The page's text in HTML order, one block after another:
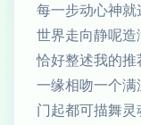
每一步动心神
世界走向静呢造
恰好整述我的
一缘相吻一个
门起都可描舞